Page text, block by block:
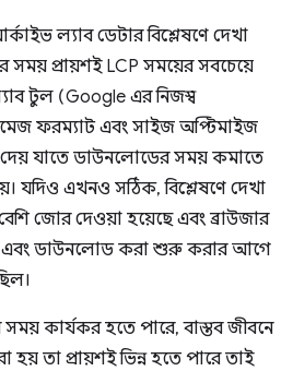
ল্যাব ডেটার বিশ্লেষণে দেখা
সময় প্রায়শই LCP সময়ের সবচেয়ে
টুল (Google এর নিজস্ব
ফরম্যাট এবং সাইজ অপ্টিমাইজ
যাতে ডাউনলোডের সময় কমাতে
যদিও এখনও সঠিক, বিশ্লেষণে দেখা
জোর দেওয়া হয়েছে এবং ব্রাউজার
এবং ডাউনলোড করা শুরু করার আগে
সময় কার্যকর হতে পারে, বাস্তব জীবনে
হয় তা প্রায়শই ভিন্ন হতে পারে তাই